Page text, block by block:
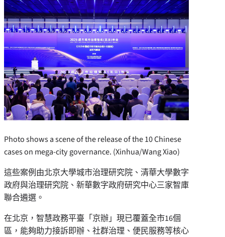
Photo shows a scene of the release of the 10 Chinese
cases on mega-city governance. (Xinhua/Wang Xiao)
這些案例由北京大學城市治理研究院、清華大學數字
政府與治理研究院、新華數字政府研究中心三家智庫
聯合遴選。
在北京，智慧政務平臺「京辦」現已覆蓋全市16個
區，能夠助力接訴即辦、社群治理、便民服務等核心